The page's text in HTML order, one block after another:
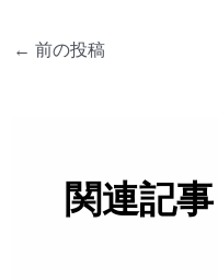
← 前の投稿
関連記事